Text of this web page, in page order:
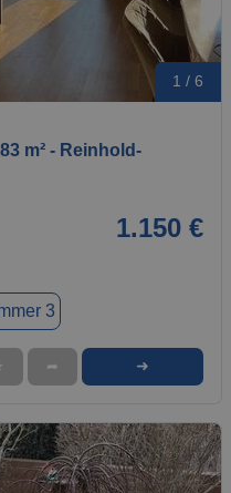
1 / 6
m² - Reinhold-
1.150 €
3
➦ ➜